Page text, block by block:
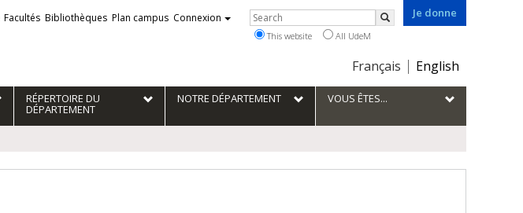
Je donne
Choix
la
langue
Français English
Facultés Bibliothèques Plan campus Connexion Rechercher
Search
This website All UdeM
RÉPERTOIRE DU
DÉPARTEMENT
NOTRE DÉPARTEMENT VOUS ÊTES...